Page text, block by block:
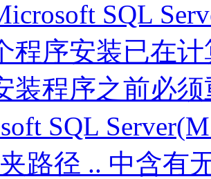
SQL
程序安装已在
装程序之前必
SQL
路径 .. 中含有